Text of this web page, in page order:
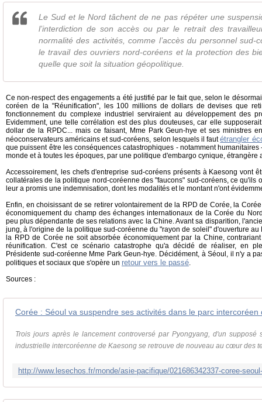
Le Sud et le Nord tâchent de ne pas répéter une
l’interdiction de son accès ou par le retrait des
normalité des activités, comme l’accès du personnel sud-
le travail des ouvriers nord-coréens et la protection des
quelle que soit la situation géopolitique.
Ce non-respect des engagements a été justifié par le fait que, selon le
coréen de la "Réunification", les 100 millions de dollars de devises que
fonctionnement du complexe industriel serviraient au développement des
Evidemment, une telle corrélation est des plus douteuses, car elle
dollar de la RPDC... mais ce faisant, Mme Park Geun-hye et ses ministres
néoconservateurs américains et sud-coréens, selon lesquels il fautétrangler
que puissent être les conséquences catastrophiques - notamment
monde et à toutes les époques, par une politique d'embargo cynique, étrangère
Accessoirement, les chefs d'entreprise sud-coréens présents à Kaesong vont
collatérales de la politique nord-coréenne des "faucons" sud-coréens, ce qu'ils
leur a promis une indemnisation, dont les modalités et le montant n'ont
Enfin, en choisissant de se retirer volontairement de la RPD de Corée, la
économiquement du champ des échanges internationaux de la Corée du
peu plus dépendante de ses relations avec la Chine. Avant sa disparition,
jung, à l'origine de la politique sud-coréenne du "rayon de soleil" d'ouverture
la RPD de Corée ne soit absorbée économiquement par la Chine,
réunification. C'est ce scénario catastrophe qu'a décidé de réaliser, en
Présidente sud-coréenne Mme Park Geun-hye. Décidément, à Séoul, il n'y a
politiques et sociaux que s'opère un retour vers le passé.
Sources :
Corée : Séoul va suspendre ses activités dans le parc intercoréen
Trois jours après le lancement controversé par Pyongyang, d'un supposé
industrielle intercoréenne de Kaesong se retrouve de nouveau au cœur des